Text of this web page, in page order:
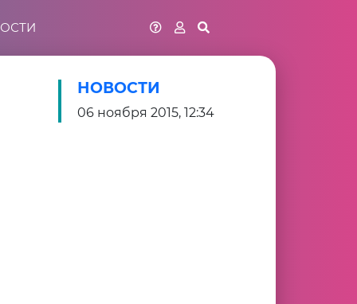
НОВОСТИ
06 ноября 2015, 12:34